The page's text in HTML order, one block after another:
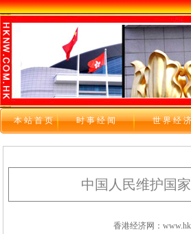
本站首页 时 事 经 闻 世 界 经 济
中国人民维护国
香港经济网：